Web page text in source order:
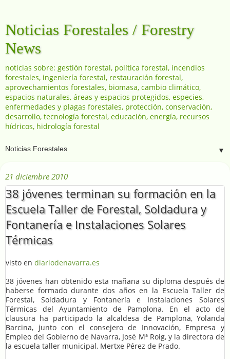
Noticias Forestales / Forestry
News
noticias sobre: gestión forestal, política forestal, incendios
forestales, ingeniería forestal, restauración forestal,
aprovechamientos forestales, biomasa, cambio climático,
espacios naturales, áreas y espacios protegidos, especies,
enfermedades y plagas forestales, protección, conservación,
desarrollo, tecnología forestal, educación, energía, recursos
hídricos, hidrología forestal
▼
21 diciembre 2010
38 jóvenes terminan su formación en la
Escuela Taller de Forestal, Soldadura y
Fontanería e Instalaciones Solares
Térmicas
visto en diariodenavarra.es
38 jóvenes han obtenido esta mañana su diploma después de
haberse formado durante dos años en la Escuela Taller de
Forestal, Soldadura y Fontanería e Instalaciones Solares
Térmicas del Ayuntamiento de Pamplona. En el acto de
clausura ha participado la alcaldesa de Pamplona, Yolanda
Barcina, junto con el consejero de Innovación, Empresa y
Empleo del Gobierno de Navarra, José Mª Roig, y la directora de
la escuela taller municipal, Mertxe Pérez de Prado.